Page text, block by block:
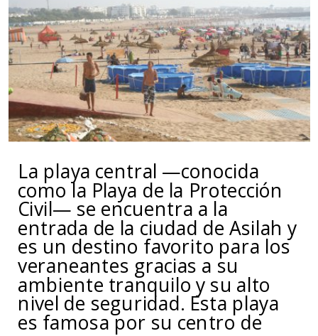
La playa central —conocida
como la Playa de la Protección
Civil— se encuentra a la
entrada de la ciudad de Asilah y
es un destino favorito para los
veraneantes gracias a su
ambiente tranquilo y su alto
nivel de seguridad. Esta playa
es famosa por su centro de